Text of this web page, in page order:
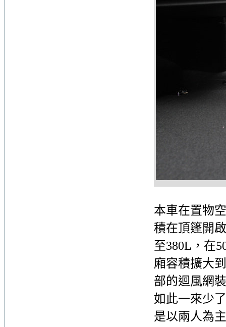
本車在置物
積在頂篷開
至380L，在
廂容積擴大
部的迴風網
如此一來少
是以兩人為